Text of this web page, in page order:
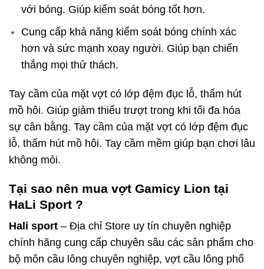
với bóng. Giúp kiểm soát bóng tốt hơn.
Cung cấp khả năng kiểm soát bóng chính xác
hơn và sức mạnh xoay người. Giúp bạn chiến
thắng mọi thử thách.
Tay cầm của mặt vợt có lớp đệm đục lỗ, thấm hút
mồ hôi. Giúp giảm thiểu trượt trong khi tối đa hóa
sự cân bằng. Tay cầm của mặt vợt có lớp đệm đục
lỗ, thấm hút mồ hôi. Tay cầm mềm giúp bạn chơi lâu
không mỏi.
Tại sao nên mua vợt Gamicy Lion tại
HaLi Sport ?
Hali sport – Địa chỉ Store uy tín chuyên nghiệp
chính hãng cung cấp chuyên sâu các sản phẩm cho
bộ môn cầu lông chuyên nghiệp, vợt cầu lông phổ